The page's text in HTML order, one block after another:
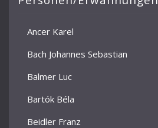
Ancer Karel
Bach Johannes Sebastian
Balmer Luc
Bartók Béla
Beidler Franz